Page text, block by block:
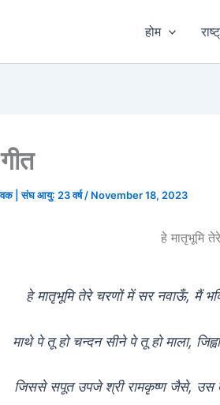
होम
| संघ आयु: 23 वर्ष/ November 18, 2023
हे मातृभूमि
हे मातृभूमि तेरे चरणों में सर नवाऊँ, मैं
माथे पे तू हो चन्दन सीने पे तू हो माला,
जिससे सपूत उपजे श्री रामकृष्ण जैसे, उस